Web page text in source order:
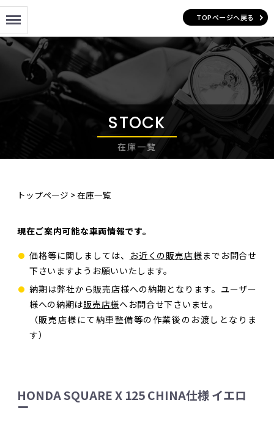
STOCK
在庫一覧
トップページ >在庫一覧
現在ご案内可能な車両情報です。
価格等に関しましては、
お近くの販売店様までお問合せ
下さいますようお願いいたします。
納期は弊社から販売店様への納期となります。ユーザー
様への納期は販売店様へお問合せ下さいませ。
（販売店様にて納車整備等の作業後のお渡しとなりま
す）
HONDA SQUARE X 125 CHINA仕様 イエロ
ー
TOPページへ戻る